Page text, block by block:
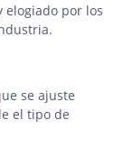
elogiado por los
se ajuste
el tipo de